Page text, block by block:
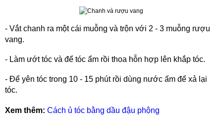
- Vắt chanh ra một cái muỗng và trộn với 2 - 3 muỗng rượu
vang.
- Làm ướt tóc và để tóc ẩm rồi thoa hỗn hợp lên khắp tóc.
- Để yên tóc trong 10 - 15 phút rồi dùng nước ấm để xả lại
tóc.
Xem thêm: Cách ủ tóc bằng dầu đậu phộng